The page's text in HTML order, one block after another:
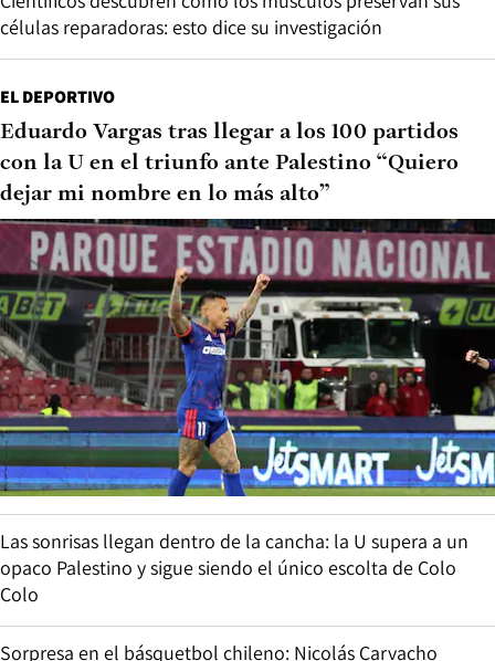
células reparadoras: esto dice su investigación
EL DEPORTIVO
Eduardo Vargas tras llegar a los 100 partidos
con la U en el triunfo ante Palestino “Quiero
dejar mi nombre en lo más alto”
Las sonrisas llegan dentro de la cancha: la U supera a un
opaco Palestino y sigue siendo el único escolta de Colo
Colo
Sorpresa en el básquetbol chileno: Nicolás Carvacho